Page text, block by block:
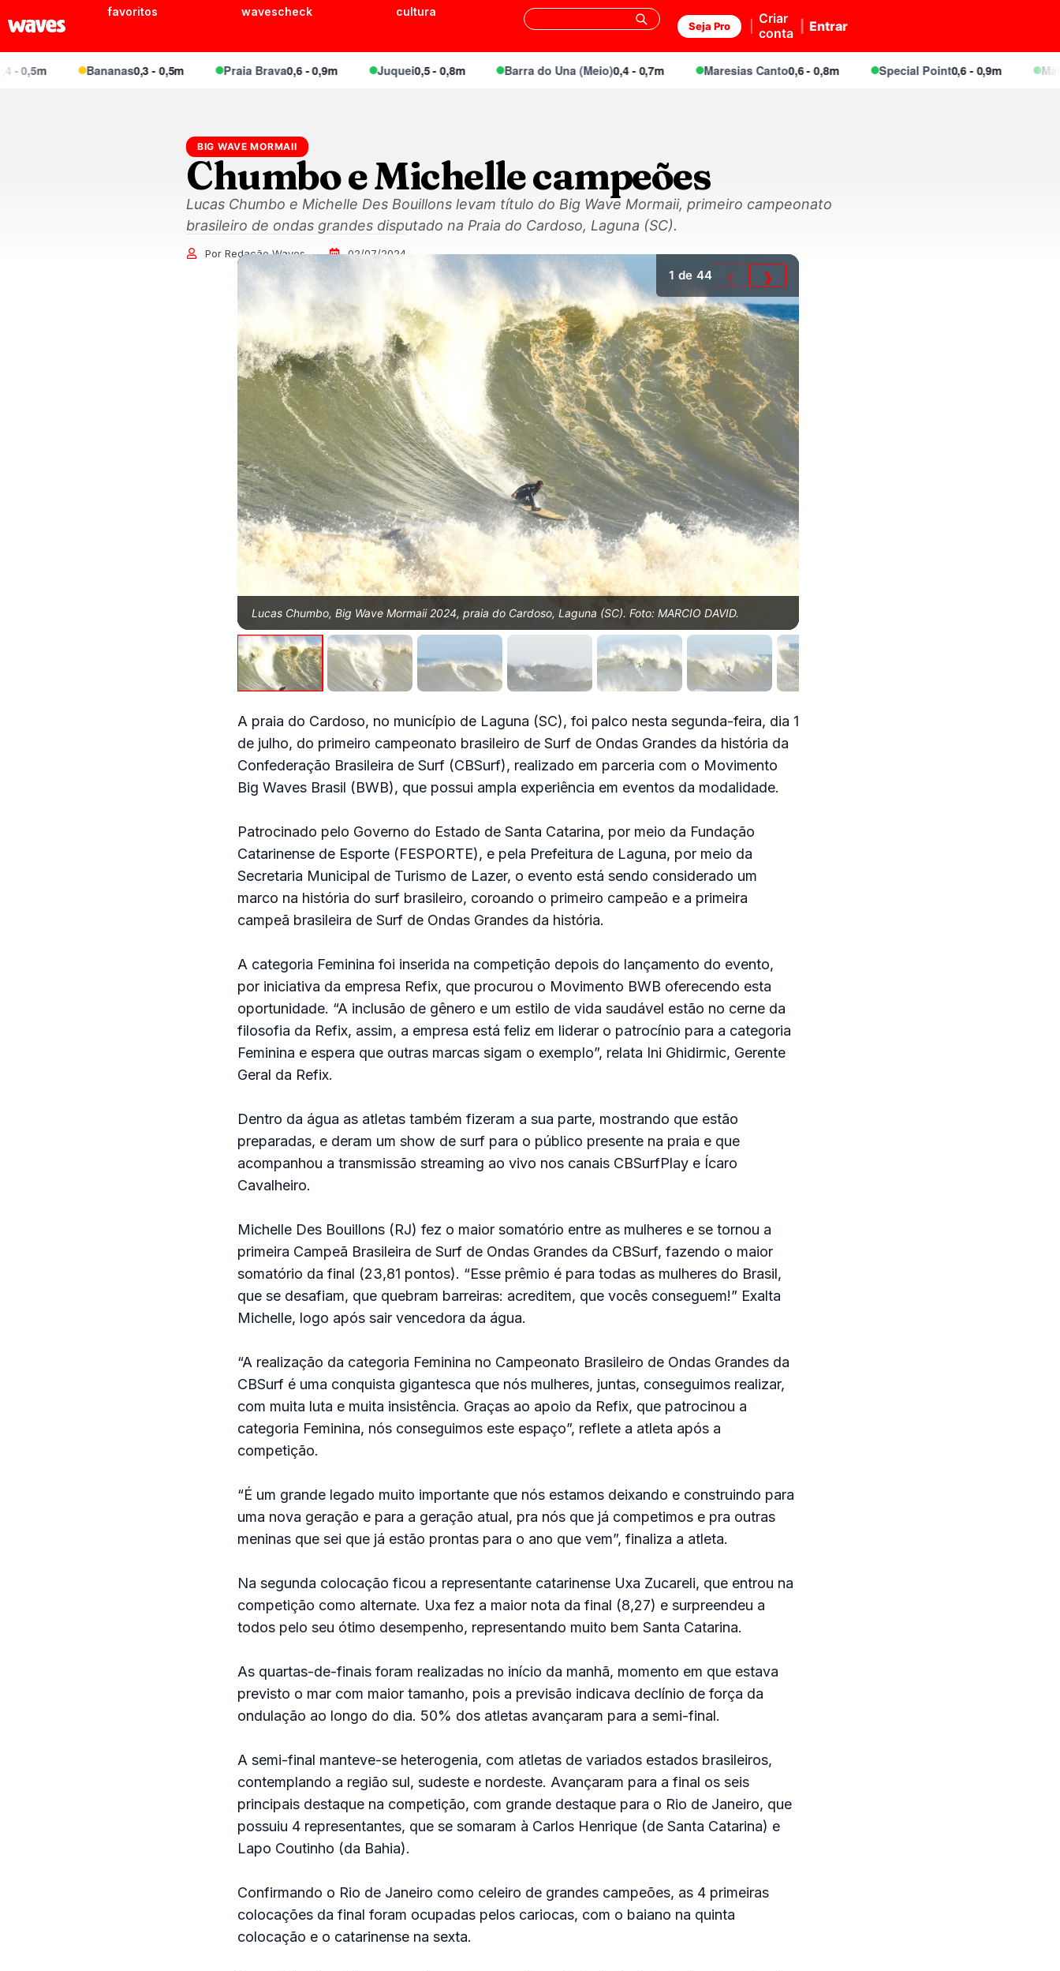
favoritos wavescheck cultura
Seja Pro
Criar
conta
Entrar
Bananas0,3 - 0,5m Praia Brava0,6 - 0,9m Juquei0,5 - 0,8m Barra do Una (Meio)0,4 - 0,7m Maresias Canto0,6 - 0,8m Special Point 0,6 - 0,9m
BIG WAVE MORMAII
Chumbo e Michelle campeões
Lucas Chumbo e Michelle Des Bouillons levam título do Big Wave Mormaii, primeiro campeonato
brasileiro de ondas grandes disputado na Praia do Cardoso, Laguna (SC).
Por Redação Waves 02/07/2024
Lucas Chumbo, Big Wave Mormaii 2024, praia do Cardoso, Laguna (SC). Foto: MARCIO DAVID.
1 de 44 ❮ ❯
A praia do Cardoso, no município de Laguna (SC), foi palco nesta segunda-feira, dia 1
de julho, do primeiro campeonato brasileiro de Surf de Ondas Grandes da história da
Confederação Brasileira de Surf (CBSurf), realizado em parceria com o Movimento
Big Waves Brasil (BWB), que possui ampla experiência em eventos da modalidade.
Patrocinado pelo Governo do Estado de Santa Catarina, por meio da Fundação
Catarinense de Esporte (FESPORTE), e pela Prefeitura de Laguna, por meio da
Secretaria Municipal de Turismo de Lazer, o evento está sendo considerado um
marco na história do surf brasileiro, coroando o primeiro campeão e a primeira
campeã brasileira de Surf de Ondas Grandes da história.
A categoria Feminina foi inserida na competição depois do lançamento do evento,
por iniciativa da empresa Refix, que procurou o Movimento BWB oferecendo esta
oportunidade. “A inclusão de gênero e um estilo de vida saudável estão no cerne da
filosofia da Refix, assim, a empresa está feliz em liderar o patrocínio para a categoria
Feminina e espera que outras marcas sigam o exemplo”, relata Ini Ghidirmic, Gerente
Geral da Refix.
Dentro da água as atletas também fizeram a sua parte, mostrando que estão
preparadas, e deram um show de surf para o público presente na praia e que
acompanhou a transmissão streaming ao vivo nos canais CBSurfPlay e Ícaro
Cavalheiro.
Michelle Des Bouillons (RJ) fez o maior somatório entre as mulheres e se tornou a
primeira Campeã Brasileira de Surf de Ondas Grandes da CBSurf, fazendo o maior
somatório da final (23,81 pontos). “Esse prêmio é para todas as mulheres do Brasil,
que se desafiam, que quebram barreiras: acreditem, que vocês conseguem!” Exalta
Michelle, logo após sair vencedora da água.
“A realização da categoria Feminina no Campeonato Brasileiro de Ondas Grandes da
CBSurf é uma conquista gigantesca que nós mulheres, juntas, conseguimos realizar,
com muita luta e muita insistência. Graças ao apoio da Refix, que patrocinou a
categoria Feminina, nós conseguimos este espaço”, reflete a atleta após a
competição.
“É um grande legado muito importante que nós estamos deixando e construindo para
uma nova geração e para a geração atual, pra nós que já competimos e pra outras
meninas que sei que já estão prontas para o ano que vem”, finaliza a atleta.
Na segunda colocação ficou a representante catarinense Uxa Zucareli, que entrou na
competição como alternate. Uxa fez a maior nota da final (8,27) e surpreendeu a
todos pelo seu ótimo desempenho, representando muito bem Santa Catarina.
As quartas-de-finais foram realizadas no início da manhã, momento em que estava
previsto o mar com maior tamanho, pois a previsão indicava declínio de força da
ondulação ao longo do dia. 50% dos atletas avançaram para a semi-final.
A semi-final manteve-se heterogenia, com atletas de variados estados brasileiros,
contemplando a região sul, sudeste e nordeste. Avançaram para a final os seis
principais destaque na competição, com grande destaque para o Rio de Janeiro, que
possuiu 4 representantes, que se somaram à Carlos Henrique (de Santa Catarina) e
Lapo Coutinho (da Bahia).
Confirmando o Rio de Janeiro como celeiro de grandes campeões, as 4 primeiras
colocações da final foram ocupadas pelos cariocas, com o baiano na quinta
colocação e o catarinense na sexta.